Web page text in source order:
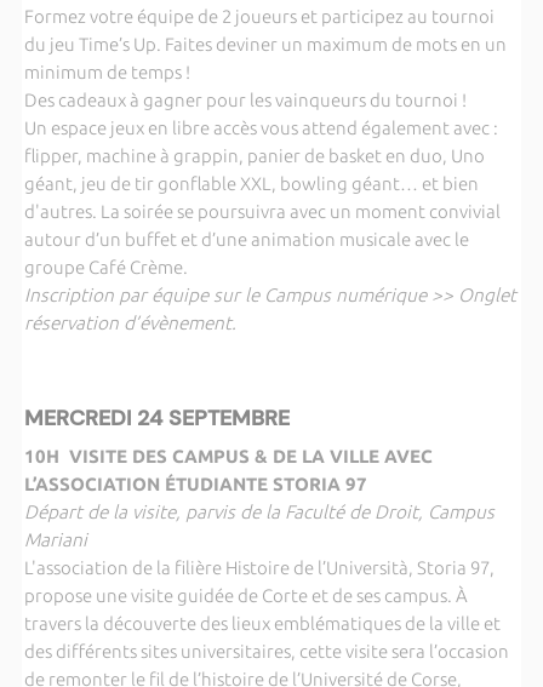
Formez votre équipe de 2 joueurs et participez au tournoi
du jeu Time’s Up. Faites deviner un maximum de mots en un
minimum de temps !
Des cadeaux à gagner pour les vainqueurs du tournoi !
Un espace jeux en libre accès vous attend également avec :
flipper, machine à grappin, panier de basket en duo, Uno
géant, jeu de tir gonflable XXL, bowling géant… et bien
d'autres. La soirée se poursuivra avec un moment convivial
autour d’un buffet et d’une animation musicale avec le
groupe Café Crème.
Inscription par équipe sur le Campus numérique >> Onglet
réservation d’évènement.
MERCREDI 24 SEPTEMBRE
10H VISITE DES CAMPUS & DE LA VILLE AVEC
L’ASSOCIATION ÉTUDIANTE STORIA 97
Départ de la visite, parvis de la Faculté de Droit, Campus
Mariani
L'association de la filière Histoire de l’Università, Storia 97,
propose une visite guidée de Corte et de ses campus. À
travers la découverte des lieux emblématiques de la ville et
des différents sites universitaires, cette visite sera l’occasion
de remonter le fil de l’histoire de l’Université de Corse,